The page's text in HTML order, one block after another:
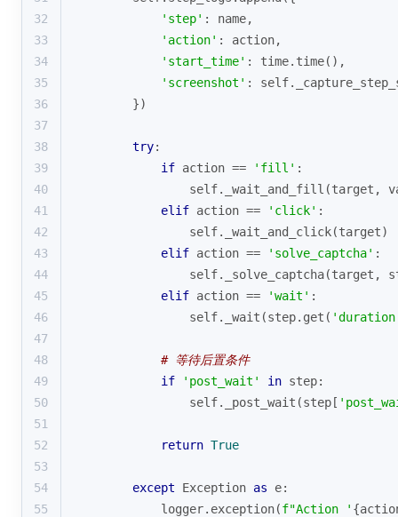
32
'step' : name,
33
'action' : action,
34
'start_time' : time.time(),
35
'screenshot' :
36
        })
37
38
try:
39
if action == 'fill' :
40
self._wait_and_fill(target,
41
elif action == 'click' :
42
                self._wait_and_click(target)
43
elif action == 'solve_captcha' :
44
self._solve_captcha(target,
45
elif action == 'wait' :
46
                self._wait(step.get(
47
48
# 等待后置条件
49
if 'post_wait' in step:
50
                self._post_wait(step[
51
52
return True
53
54
except Exception as e:
55
            logger.exception(
f"Action '